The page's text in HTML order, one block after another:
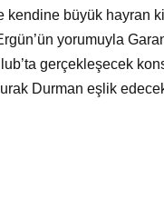
kendine büyük hayran
yorumuyla
gerçekleşecek
Durman eşlik